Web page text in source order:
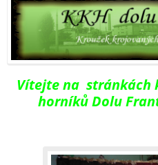
Vítejte na stránkách
horníků Dolu